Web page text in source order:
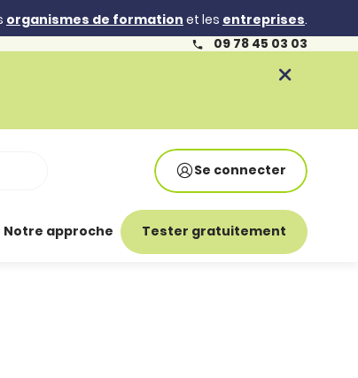
organismes de formation et les entreprises.
09 78 45 03 03
Se connecter
Notre approche Tester gratuitement